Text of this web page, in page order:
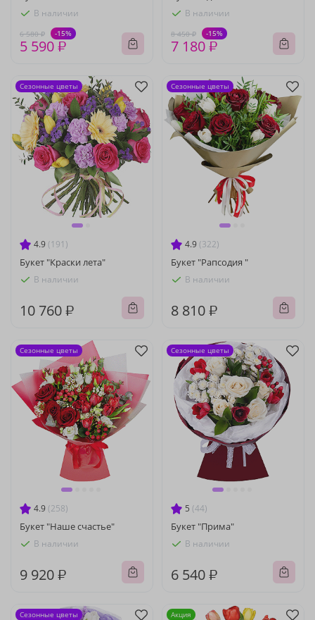
В наличии
6 580 ₽ -15%
5 590 ₽
В наличии
8 450 ₽ -15%
7 180 ₽
4.9 (191)
Букет "Краски лета"
В наличии
10 760 ₽
Сезонные цветы
4.9 (322)
Букет "Рапсодия "
В наличии
8 810 ₽
Сезонные цветы
4.9 (258)
Букет "Наше счастье"
В наличии
9 920 ₽
Сезонные цветы
5 (44)
Букет "Прима"
В наличии
6 540 ₽
Сезонные цветы
Сезонные цветы Акция